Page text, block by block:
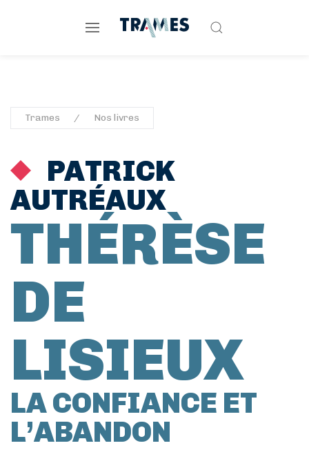
Trames Nos livres
PATRICK
AUTRÉAUX
THÉRÈSE
DE
LISIEUX
LA CONFIANCE ET
L’ABANDON